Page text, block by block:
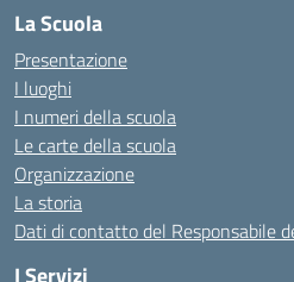
La Scuola
Presentazione
I luoghi
I numeri della scuola
Le carte della scuola
Organizzazione
La storia
Dati di contatto del Responsabile
I Servizi